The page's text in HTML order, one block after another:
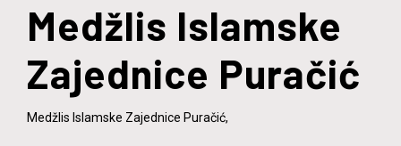
Medžlis Islamske
Zajednice Puračić
Medžlis Islamske Zajednice Puračić,